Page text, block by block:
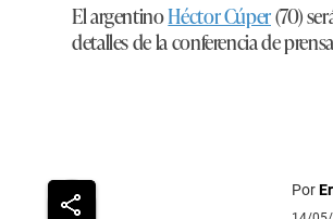
El argentinoHéctor Cúper(70)
detalles de la conferencia de
Por